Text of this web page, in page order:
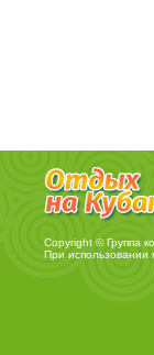
Copyright © Группа
При использовании